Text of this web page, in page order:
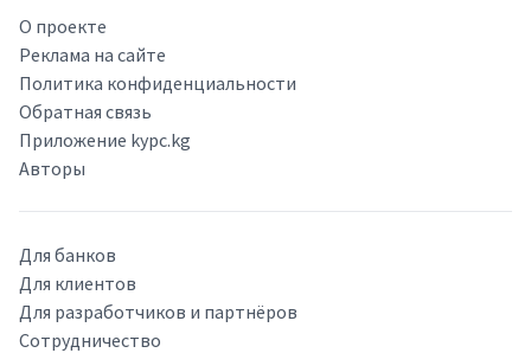
О проекте
Реклама на сайте
Политика конфиденциальности
Обратная связь
Приложение kypc.kg
Авторы
Для банков
Для клиентов
Для разработчиков и партнёров
Сотрудничество